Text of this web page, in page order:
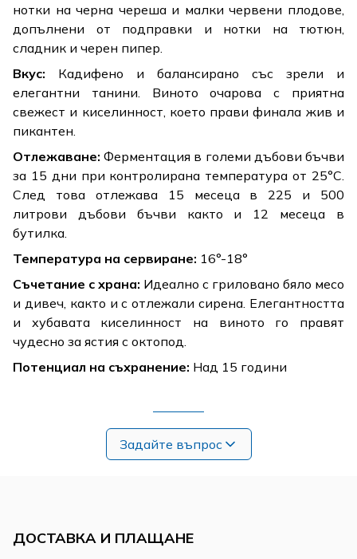
нотки на черна череша и малки червени плодове,
допълнени от подправки и нотки на тютюн,
сладник и черен пипер.
Вкус: Кадифено и балансирано със зрели и
елегантни танини. Виното очарова с приятна
свежест и киселинност, което прави финала жив и
пикантен.
Отлежаване: Ферментация в големи дъбови бъчви
за 15 дни при контролирана температура от 25°C.
След това отлежава 15 месеца в 225 и 500
литрови дъбови бъчви както и 12 месеца в
бутилка.
Температура на сервиране: 16°-18°
Съчетание с храна: Идеално с гриловано бяло месо
и дивеч, както и с отлежали сирена. Елегантността
и хубавата киселинност на виното го правят
чудесно за ястия с октопод.
Потенциал на съхранение: Над 15 години
Задайте въпрос
ДОСТАВКА И ПЛАЩАНЕ